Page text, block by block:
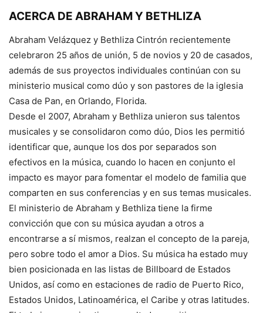
ACERCA DE ABRAHAM Y BETHLIZA
Abraham Velázquez y Bethliza Cintrón recientemente
celebraron 25 años de unión, 5 de novios y 20 de casados,
además de sus proyectos individuales continúan con su
ministerio musical como dúo y son pastores de la iglesia
Casa de Pan, en Orlando, Florida.
Desde el 2007, Abraham y Bethliza unieron sus talentos
musicales y se consolidaron como dúo, Dios les permitió
identificar que, aunque los dos por separados son
efectivos en la música, cuando lo hacen en conjunto el
impacto es mayor para fomentar el modelo de familia que
comparten en sus conferencias y en sus temas musicales.
El ministerio de Abraham y Bethliza tiene la firme
convicción que con su música ayudan a otros a
encontrarse a sí mismos, realzan el concepto de la pareja,
pero sobre todo el amor a Dios. Su música ha estado muy
bien posicionada en las listas de Billboard de Estados
Unidos, así como en estaciones de radio de Puerto Rico,
Estados Unidos, Latinoamérica, el Caribe y otras latitudes.